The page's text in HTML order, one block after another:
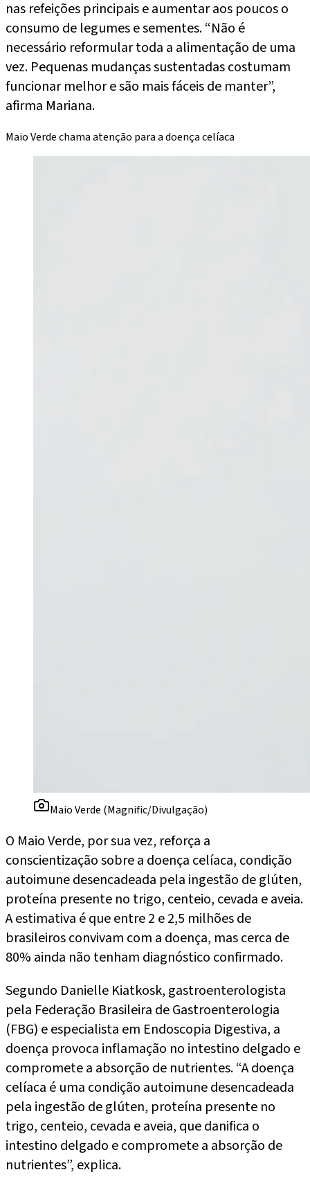
nas refeições principais e aumentar aos poucos o
consumo de legumes e sementes. “Não é
necessário reformular toda a alimentação de uma
vez. Pequenas mudanças sustentadas costumam
funcionar melhor e são mais fáceis de manter”,
afirma Mariana.
Maio Verde chama atenção para a doença celíaca
Maio Verde (Magnific/Divulgação)
O Maio Verde, por sua vez, reforça a
conscientização sobre a doença celíaca, condição
autoimune desencadeada pela ingestão de glúten,
proteína presente no trigo, centeio, cevada e aveia.
A estimativa é que entre 2 e 2,5 milhões de
brasileiros convivam com a doença, mas cerca de
80% ainda não tenham diagnóstico confirmado.
Segundo Danielle Kiatkosk, gastroenterologista
pela Federação Brasileira de Gastroenterologia
(FBG) e especialista em Endoscopia Digestiva, a
doença provoca inflamação no intestino delgado e
compromete a absorção de nutrientes. “A doença
celíaca é uma condição autoimune desencadeada
pela ingestão de glúten, proteína presente no
trigo, centeio, cevada e aveia, que danifica o
intestino delgado e compromete a absorção de
nutrientes”, explica.